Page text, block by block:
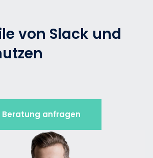
von Slack und
Beratung anfragen